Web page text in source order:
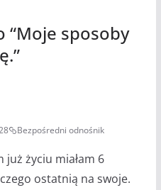
“Moje sposoby
”
Bezpośredni odnośnik
już życiu miałam 6
ostatnią na swoje.